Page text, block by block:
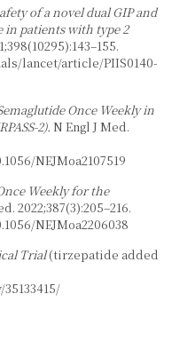
of a novel dual GIP and
in patients with type 2
lancet/article/PIIS0140-
Once Weekly in
N Engl J Med.
NEJMoa2107519
Weekly for the
2022;387(3):205–216.
NEJMoa2206038
Trial(tirzepatide added